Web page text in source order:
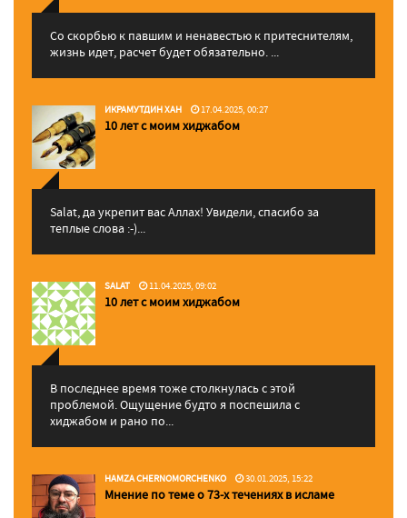
Со скорбью к павшим и ненавестью к притеснителям,
жизнь идет, расчет будет обязательно. ...
ИКРАМУТДИН ХАН 17.04.2025, 00:27
10 лет с моим хиджабом
Salat, да укрепит вас Аллаx! Увидели, спасибо за
теплые слова :-)...
SALAT 11.04.2025, 09:02
10 лет с моим хиджабом
В последнее время тоже столкнулась с этой
проблемой. Ощущение будто я поспешила с
хиджабом и рано по...
HAMZA CHERNOMORCHENKO 30.01.2025, 15:22
Мнение по теме о 73-х течениях в исламе